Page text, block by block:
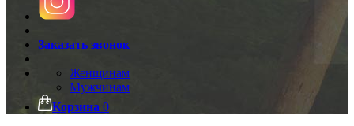
Заказать звонок
Женщинам
Мужчинам
Корзина 0